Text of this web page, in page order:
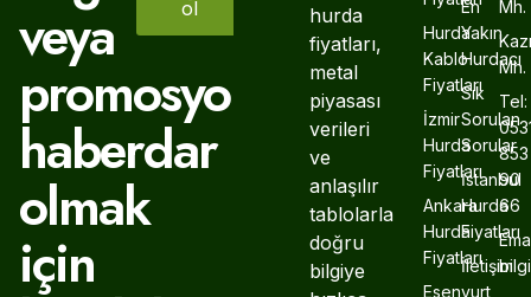
veya
promosyonlardan
haberdar
olmak
için
ol
hurda
fiyatları,
metal
piyasası
verileri
ve
anlaşılır
tablolarla
doğru
bilgiye
Hurda
Kablo
Fiyatları
İzmir
Hurda
Fiyatları
Ankara
Hurda
Fiyatları
Esenyurt
En
Yakın
Hurdacı
Sık
Sorulan
Sorular
İstanbul
Hurda
Fiyatları
İletişim
Mh.
Mh.
Tel:
853
90
66